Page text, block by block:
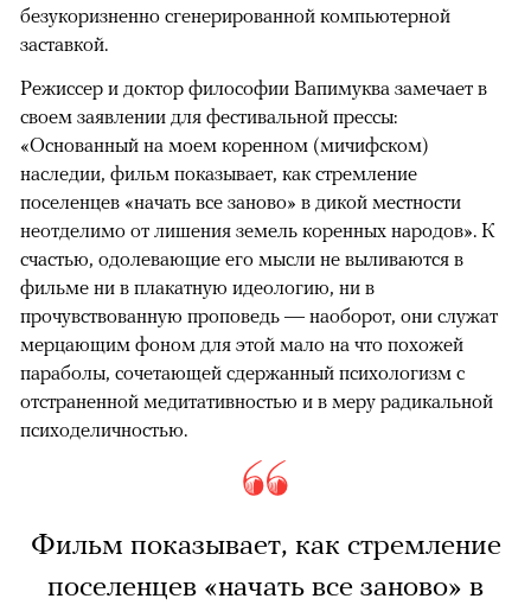
безукоризненно сгенерированной компьютерной
заставкой.
Режиссер и доктор философии Вапимуква замечает в
своем заявлении для фестивальной прессы:
«Основанный на моем коренном (мичифском)
наследии, фильм показывает, как стремление
поселенцев «начать все заново» в дикой местности
неотделимо от лишения земель коренных народов». К
счастью, одолевающие его мысли не выливаются в
фильме ни в плакатную идеологию, ни в
прочувствованную проповедь — наоборот, они служат
мерцающим фоном для этой мало на что похожей
параболы, сочетающей сдержанный психологизм с
отстраненной медитативностью и в меру радикальной
психоделичностью.
Фильм показывает, как стремление
поселенцев «начать все заново» в